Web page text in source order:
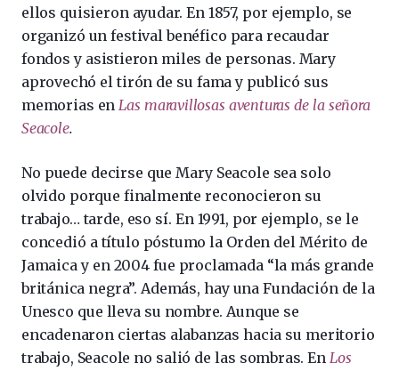
ellos quisieron ayudar. En 1857, por ejemplo, se
organizó un festival benéfico para recaudar
fondos y asistieron miles de personas. Mary
aprovechó el tirón de su fama y publicó sus
memorias enLas maravillosas aventuras de la señora
Seacole.
No puede decirse que Mary Seacole sea solo
olvido porque finalmente reconocieron su
trabajo… tarde, eso sí. En 1991, por ejemplo, se le
concedió a título póstumo la Orden del Mérito de
Jamaica y en 2004 fue proclamada “la más grande
británica negra”. Además, hay una Fundación de la
Unesco que lleva su nombre. Aunque se
encadenaron ciertas alabanzas hacia su meritorio
trabajo, Seacole no salió de las sombras. EnLos